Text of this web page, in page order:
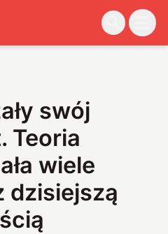
swój
Teoria
wiele
dzisiejszą